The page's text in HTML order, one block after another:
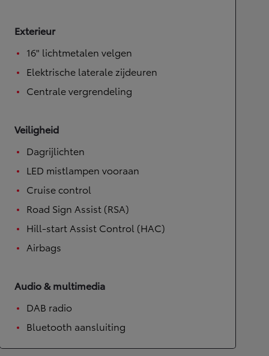
Exterieur
16" lichtmetalen velgen
Elektrische laterale zijdeuren
Centrale vergrendeling
Veiligheid
Dagrijlichten
LED mistlampen vooraan
Cruise control
Road Sign Assist (RSA)
Hill-start Assist Control (HAC)
Airbags
Audio & multimedia
DAB radio
Bluetooth aansluiting